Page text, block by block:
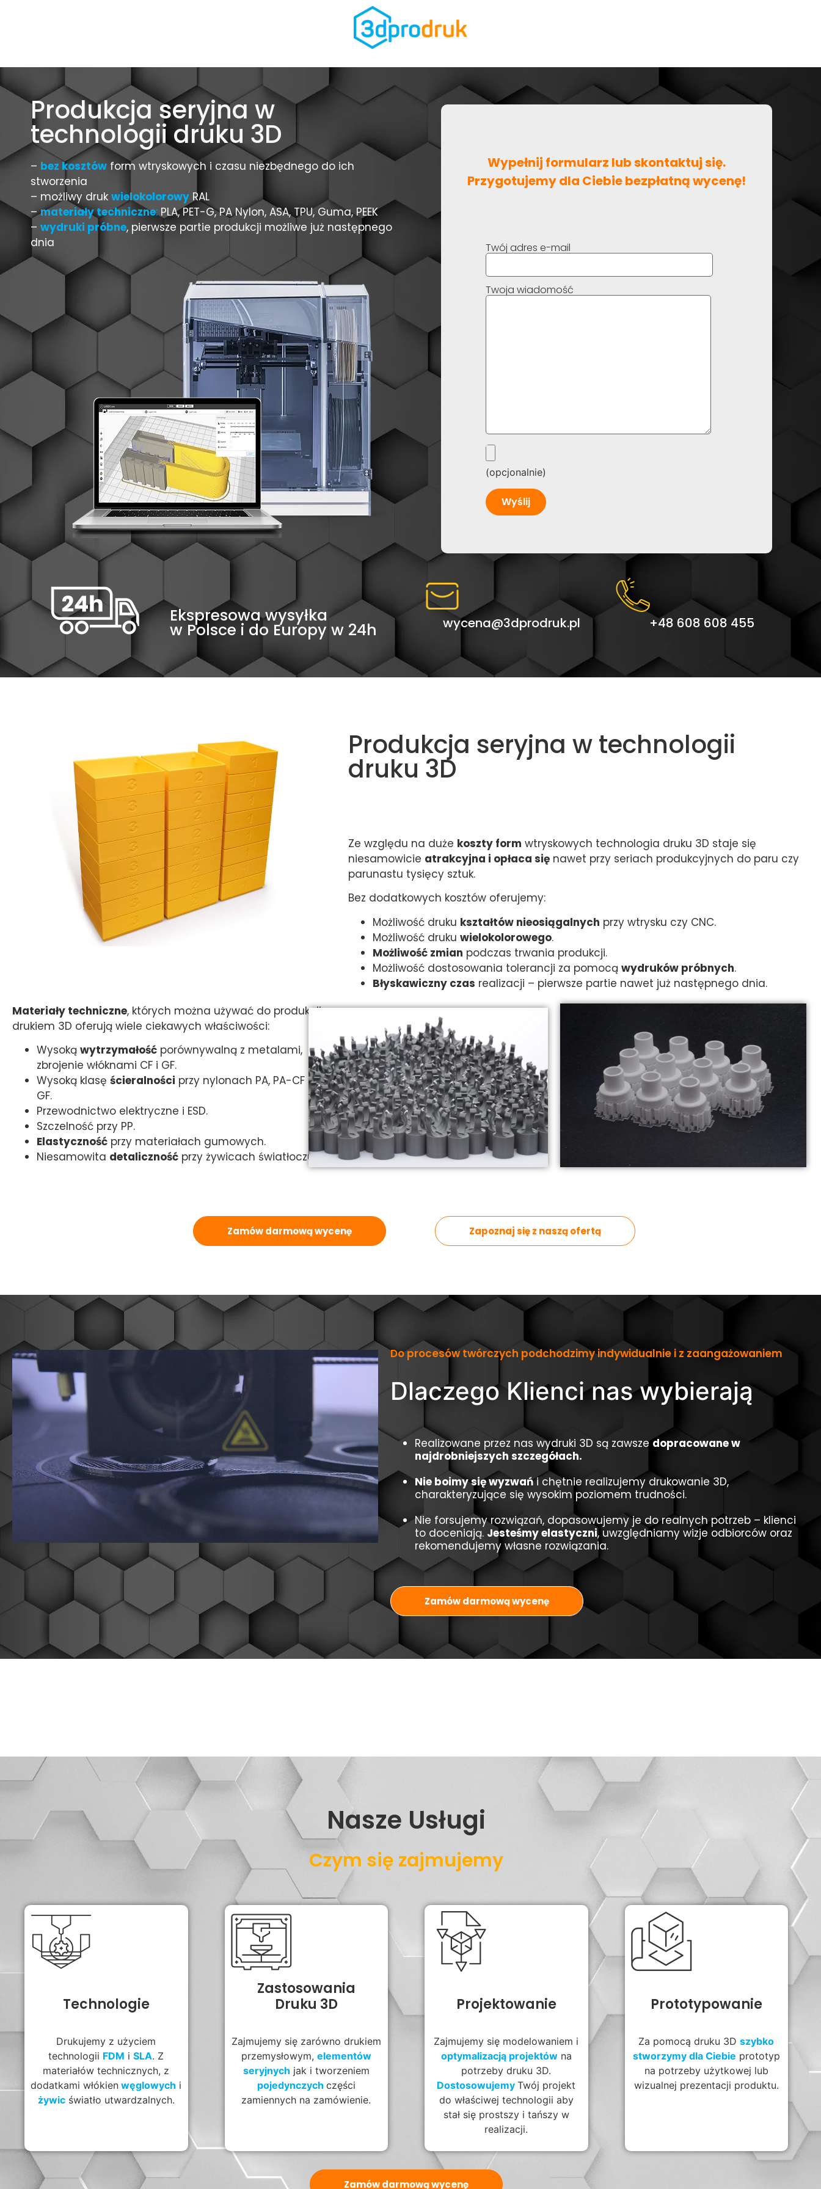
Produkcja seryjna w
technologii druku 3D
– bez kosztów form wtryskowych i czasu niezbędnego do ich
stworzenia
– możliwy druk wielokolorowy RAL
–materiały techniczne:PLA, PET-G, PA Nylon, ASA, TPU, Guma, PEEK
– wydruki próbne, pierwsze partie produkcji możliwe już następnego
dnia
Ekspresowa wysyłka
w Polsce i do Europy w 24h
Wypełnij formularz lub skontaktuj się.
Przygotujemy dla Ciebie bezpłatną wycenę!
Twój adres e-mail
Twoja wiadomość
(opcjonalnie)
wycena@3dprodruk.pl +48 608 608 455
Produkcja seryjna w technologii
druku 3D
Ze względu na duże koszty form wtryskowych technologia druku 3D staje się
niesamowicie atrakcyjna i opłaca sięnawet przy seriach produkcyjnych do paru czy
parunastu tysięcy sztuk.
Bez dodatkowych kosztów oferujemy:
Możliwość druku kształtów nieosiągalnych przy wtrysku czy CNC.
Możliwość druku wielokolorowego.
Możliwość zmian podczas trwania produkcji.
Możliwość dostosowania tolerancji za pomocą wydruków próbnych.
Błyskawiczny czas realizacji – pierwsze partie nawet już następnego dnia.
Materiały techniczne, których można używać do produkcji
drukiem 3D oferują wiele ciekawych właściwości:
Wysoką wytrzymałość porównywalną z metalami,
zbrojenie włóknami CF i GF.
Wysoką klasę ścieralności przy nylonach PA, PA-CF i PA-
GF.
Przewodnictwo elektryczne i ESD.
Szczelność przy PP.
Elastyczność przy materiałach gumowych.
Niesamowita detaliczność przy żywicach światłoczułych.
Zamów darmową wycenę Zapoznaj się z naszą ofertą
Do procesów twórczych podchodzimy indywidualnie i z zaangażowaniem
Dlaczego Klienci nas wybierają
Realizowane przez nas wydruki 3D są zawszedopracowane w
najdrobniejszych szczegółach.
Nie boimy się wyzwańi chętnie realizujemy drukowanie 3D,
charakteryzujące się wysokim poziomem trudności.
Nie forsujemy rozwiązań, dopasowujemy je do realnych potrzeb – klienci
to doceniają. Jesteśmy elastyczni, uwzględniamy wizje odbiorców oraz
rekomendujemy własne rozwiązania.
Zamów darmową wycenę
Nasze Usługi
Czym się zajmujemy
Technologie
Drukujemy z użyciem
technologii FDM iSLA. Z
materiałów technicznych, z
dodatkami włókien węglowych i
żywicświatło utwardzalnych.
Zastosowania
Druku 3D
Zajmujemy się zarówno drukiem
przemysłowym, elementów
seryjnych jak i tworzeniem
pojedynczych części
zamiennych na zamówienie.
Projektowanie
Zajmujemy się modelowaniem i
optymalizacją projektówna
potrzeby druku 3D.
DostosowujemyTwój projekt
do właściwej technologii aby
stał się prostszy i tańszy w
realizacji.
Prototypowanie
Za pomocą druku 3Dszybko
stworzymy dla Ciebie prototyp
na potrzeby użytkowej lub
wizualnej prezentacji produktu.
Zamów darmową wycenę